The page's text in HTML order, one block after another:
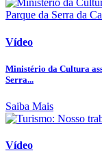
Vídeo
Ministério da Cultura
Serra...
Saiba Mais
Vídeo